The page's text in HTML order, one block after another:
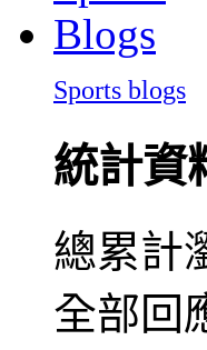
Sports blogs
統計資
總累計
全部回